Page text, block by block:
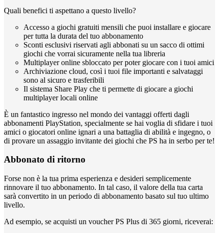
Quali benefici ti aspettano a questo livello?
Accesso a giochi gratuiti mensili che puoi installare e giocare
per tutta la durata del tuo abbonamento
Sconti esclusivi riservati agli abbonati su un sacco di ottimi
giochi che vorrai sicuramente nella tua libreria
Multiplayer online sbloccato per poter giocare con i tuoi amici
Archiviazione cloud, così i tuoi file importanti e salvataggi
sono al sicuro e trasferibili
Il sistema Share Play che ti permette di giocare a giochi
multiplayer locali online
È un fantastico ingresso nel mondo dei vantaggi offerti dagli
abbonamenti PlayStation, specialmente se hai voglia di sfidare i tuoi
amici o giocatori online ignari a una battaglia di abilità e ingegno, o
di provare un assaggio invitante dei giochi che PS ha in serbo per te!
Abbonato di ritorno
Forse non è la tua prima esperienza e desideri semplicemente
rinnovare il tuo abbonamento. In tal caso, il valore della tua carta
sarà convertito in un periodo di abbonamento basato sul tuo ultimo
livello.
Ad esempio, se acquisti un voucher PS Plus di 365 giorni, riceverai: